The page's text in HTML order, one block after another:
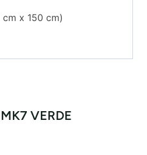
cm x 150 cm)
VERDE